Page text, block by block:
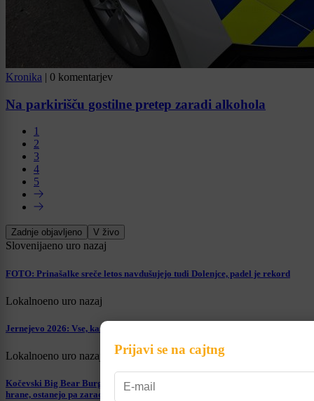
Kronika | 0 komentarjev
Na parkirišču gostilne pretep zaradi alkohola
1
2
3
4
5
Zadnje objavljeno V živo
Slovenijaeno uro nazaj
FOTO: Prinašalke sreče letos navdušujejo tudi Dolenjce, padel je rekord
Lokalnoeno uro nazaj
Jernejevo 2026: Vse, kar morate vedeti na enem mestu
Lokalnoeno uro nazaj
Kočevski Big Bear Burgerji osvojili Dolenjsko: »Ljudje se vračajo zaradi
hrane, ostanejo pa zaradi odnosa«
Prijavi se na cajtng